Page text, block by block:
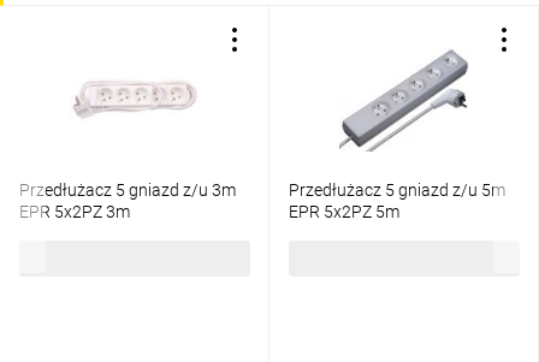
Przedłużacz 5 gniazd z/u 3m
EPR 5x2PZ 3m
Przedłużacz 5 gniazd z/u 5m
EPR 5x2PZ 5m